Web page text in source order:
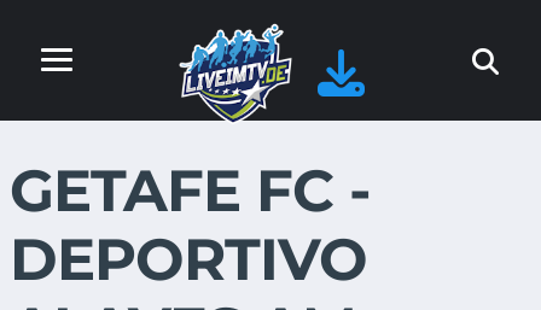
GETAFE FC -
DEPORTIVO